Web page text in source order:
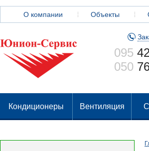
О компании Объекты
095
050
Кондиционеры Вентиляция